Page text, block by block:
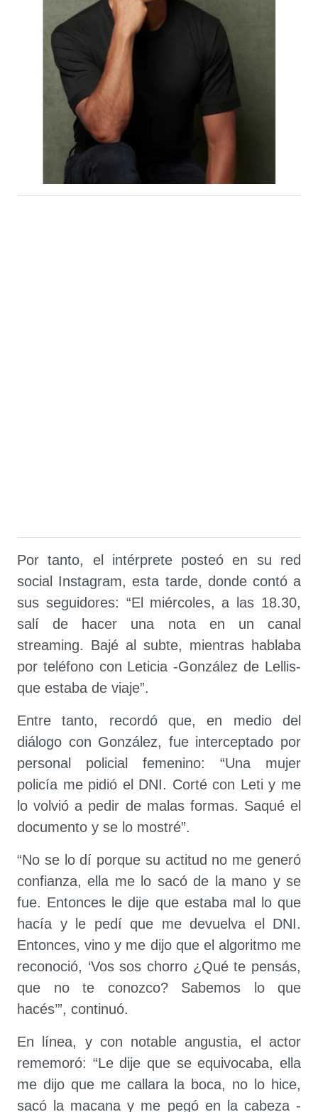
Por tanto, el intérprete posteó en su red
social Instagram, esta tarde, donde contó a
sus seguidores: “El miércoles, a las 18.30,
salí de hacer una nota en un canal
streaming. Bajé al subte, mientras hablaba
por teléfono con Leticia -González de Lellis-
que estaba de viaje”.
Entre tanto, recordó que, en medio del
diálogo con González, fue interceptado por
personal policial femenino: “Una mujer
policía me pidió el DNI. Corté con Leti y me
lo volvió a pedir de malas formas. Saqué el
documento y se lo mostré”.
“No se lo dí porque su actitud no me generó
confianza, ella me lo sacó de la mano y se
fue. Entonces le dije que estaba mal lo que
hacía y le pedí que me devuelva el DNI.
Entonces, vino y me dijo que el algoritmo me
reconoció, ‘Vos sos chorro ¿Qué te pensás,
que no te conozco? Sabemos lo que
hacés’”, continuó.
En línea, y con notable angustia, el actor
rememoró: “Le dije que se equivocaba, ella
me dijo que me callara la boca, no lo hice,
sacó la macana y me pegó en la cabeza -